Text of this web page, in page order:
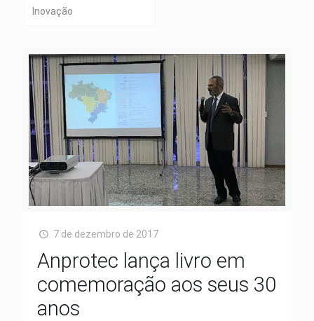
Inovação
7 de dezembro de 2017
Anprotec lança livro em
comemoração aos seus 30
anos